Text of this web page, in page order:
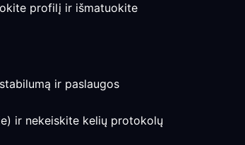
profilį ir išmatuokite
ir paslaugos
ir nekeiskite kelių protokolų